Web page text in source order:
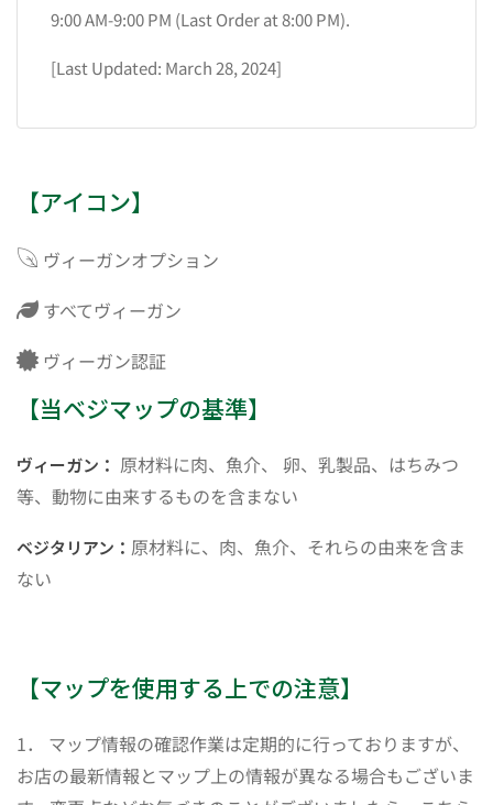
9:00 AM-9:00 PM (Last Order at 8:00 PM).
[Last Updated: March 28, 2024]
【アイコン】
ヴィーガンオプション
すべてヴィーガン
ヴィーガン認証
【当ベジマップの基準】
ヴィーガン： 原材料に肉、魚介、 卵、乳製品、はちみつ
等、動物に由来するものを含まない
ベジタリアン： 原材料に、肉、魚介、それらの由来を含ま
ない
【マップを使用する上での注意】
1． マップ情報の確認作業は定期的に行っておりますが、
お店の最新情報とマップ上の情報が異なる場合もございま